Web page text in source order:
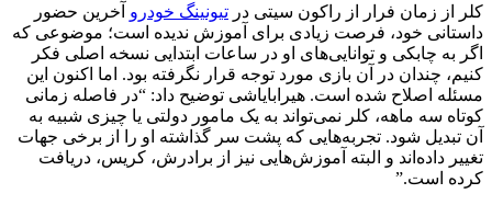
کلر از زمان فرار از راکون سیتی در تیونینگ خودرو آخرین حضور
داستانی خود، فرصت زیادی برای آموزش ندیده است؛ موضوعی که
اگر به چابکی و توانایی‌های او در ساعات ابتدایی نسخه اصلی فکر
کنیم، چندان در آن بازی مورد توجه قرار نگرفته بود. اما اکنون این
مسئله اصلاح شده است. هیرابایاشی توضیح داد: “در فاصله زمانی
کوتاه سه ماهه، کلر نمی‌تواند به یک مامور دولتی یا چیزی شبیه به
آن تبدیل شود. تجربه‌هایی که پشت سر گذاشته او را از برخی جهات
تغییر داده‌اند و البته آموزش‌هایی نیز از برادرش، کریس، دریافت
کرده است.”